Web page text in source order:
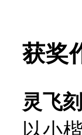
获奖
灵飞
以小